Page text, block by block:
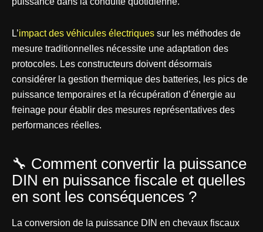
L’impact des véhicules électriques sur les méthodes de
mesure traditionnelles nécessite une adaptation des
protocoles. Les constructeurs doivent désormais
considérer la gestion thermique des batteries, les pics de
puissance temporaires et la récupération d’énergie au
freinage pour établir des mesures représentatives des
performances réelles.
🔧 Comment convertir la puissance
DIN en puissance fiscale et quelles
en sont les conséquences ?
La conversion de la puissance DIN en chevaux fiscaux